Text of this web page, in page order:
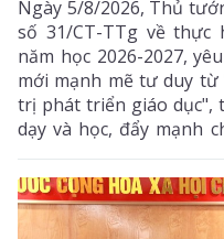
Ngày 5/8/2026, Thủ
số 31/CT-TTg về thực
năm học 2026-2027,
mới mạnh mẽ tư duy từ
trị phát triển giáo dục",
dạy và học, đẩy mạnh
thành tích, bảo đảm
vật chất và xây dựng
hiện đại, đáp ứng yêu
chất lượng cao.